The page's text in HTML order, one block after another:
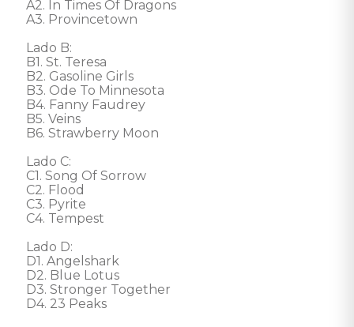
A2. In Times Of Dragons
A3. Provincetown
Lado B:
B1. St. Teresa
B2. Gasoline Girls
B3. Ode To Minnesota
B4. Fanny Faudrey
B5. Veins
B6. Strawberry Moon
Lado C:
C1. Song Of Sorrow
C2. Flood
C3. Pyrite
C4. Tempest
Lado D:
D1. Angelshark
D2. Blue Lotus
D3. Stronger Together
D4. 23 Peaks